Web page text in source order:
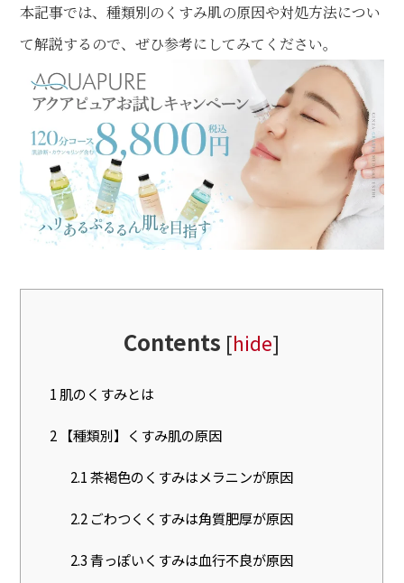
本記事では、種類別のくすみ肌の原因や対処方法につい
て解説するので、ぜひ参考にしてみてください。
Contents [hide]
1 肌のくすみとは
2 【種類別】くすみ肌の原因
2.1茶褐色のくすみはメラニンが原因
2.2 ごわつくくすみは角質肥厚が原因
2.3青っぽいくすみは血行不良が原因